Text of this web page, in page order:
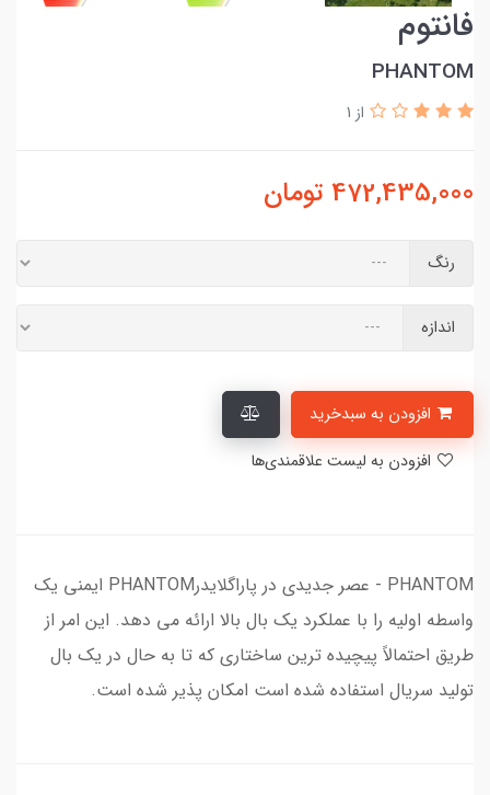
فانتوم
PHANTOM
از 1
472,435,000 تومان
رنگ
اندازه
PHANTOM - عصر جدیدی در پاراگلایدرPHANTOM ایمنی یک
واسطه اولیه را با عملکرد یک بال بالا ارائه می دهد. این امر از
طریق احتمالاً پیچیده ترین ساختاری که تا به حال در یک بال
تولید سریال استفاده شده است امکان پذیر شده است.